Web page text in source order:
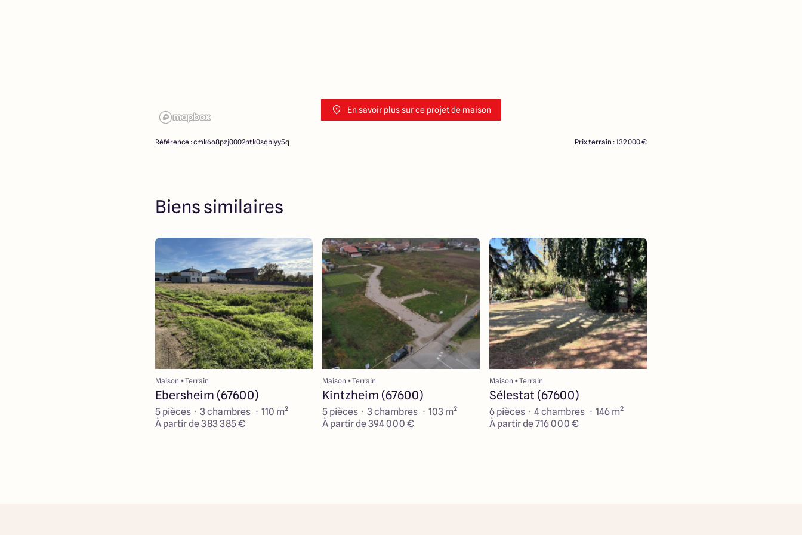
En savoir plus sur ce projet de maison
Référence : cmk6o8pzj0002ntk0sqblyy5q Prix terrain : 132 000 €
Biens similaires
Maison + Terrain
Ebersheim (67600)
5 pièces · 3 chambres · 110 m²
À partir de 383 385 €
Maison + Terrain
Kintzheim (67600)
5 pièces · 3 chambres · 103 m²
À partir de 394 000 €
Maison + Terrain
Sélestat (67600)
6 pièces · 4 chambres · 146 m²
À partir de 716 000 €